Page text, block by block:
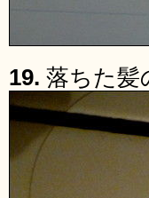
19. 落ちた髪